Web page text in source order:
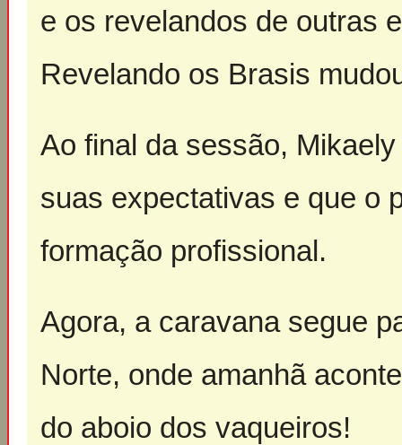
e os revelandos de outras
Revelando os Brasis
Ao final da sessão,
suas expectativas e que o
formação profissional.
Agora, a caravana segue
Norte, onde amanhã
do aboio dos vaqueiros!